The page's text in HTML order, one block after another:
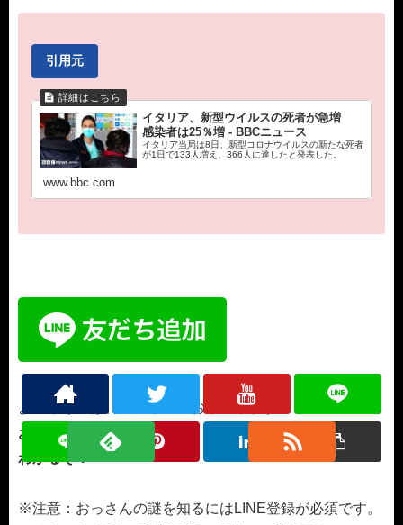
引用元
イタリア、新型ウイルスの死者が急増
感染者は25％増 - BBCニュース
イタリア当局は8日、新型コロナウイルスの新たな死者
が1日で133人増え、366人に達したと発表した。
www.bbc.com
よろしければ、友だち登録お願いします。
おっさんと友だちになると、
おっさんの謎な部分が少し
わかるぞ！
※注意：おっさんの謎を知るにはLINE登録が必須です。